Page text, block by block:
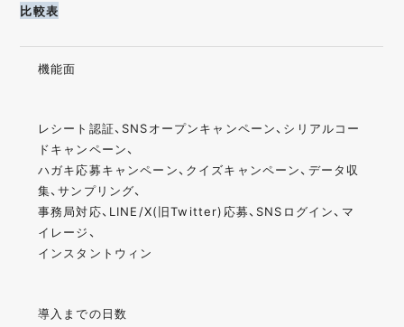
比較表
機能面
レシート認証、SNSオープンキャンペーン、シリアルコー
ドキャンペーン、
ハガキ応募キャンペーン、クイズキャンペーン、データ収
集、サンプリング、
事務局対応、LINE/X(旧Twitter)応募、SNSログイン、マ
イレージ、
インスタントウィン
導入までの日数